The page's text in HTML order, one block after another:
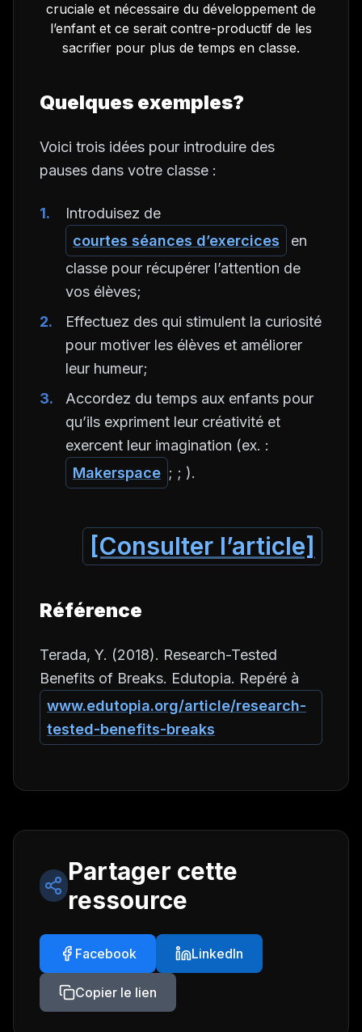
cruciale et nécessaire du développement de
l’enfant et ce serait contre-productif de les
sacrifier pour plus de temps en classe.
Quelques exemples?
Voici trois idées pour introduire des
pauses dans votre classe :
Introduisez de
courtes séances d’exercices
en
classe pour récupérer l’attention de
vos élèves;
Effectuez des qui stimulent la curiosité
pour motiver les élèves et améliorer
leur humeur;
Accordez du temps aux enfants pour
qu’ils expriment leur créativité et
exercent leur imagination (ex. :
Makerspace ; ; ).
[Consulter l’article]
Référence
Terada, Y. (2018). Research-Tested
Benefits of Breaks. Edutopia. Repéré à
www.edutopia.org/article/research-
tested-benefits-breaks
Partager cette
ressource
Facebook LinkedIn
Copier le lien